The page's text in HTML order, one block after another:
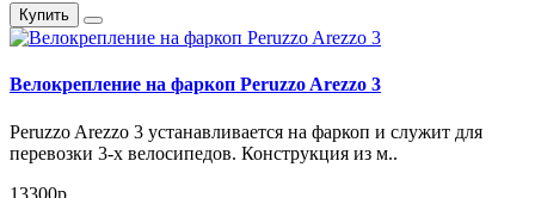
Купить
Велокрепление на фаркоп Peruzzo Arezzo 3
Peruzzo Arezzo 3 устанавливается на фаркоп и служит для
перевозки 3-х велосипедов. Конструкция из м..
13300р.